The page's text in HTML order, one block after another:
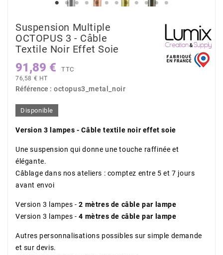
Suspension Multiple
OCTOPUS 3 - Câble
Textile Noir Effet Soie
91,89 € TTC
76,58 € HT
Référence : octopus3_metal_noir
Disponible
Version 3 lampes - Câble textile noir effet soie
Une suspension qui donne une touche raffinée et
élégante.
Câblage dans nos ateliers : comptez entre 5 et 7 jours
avant envoi
Version 3 lampes -2 mètres de câble par lampe
Version 3 lampes -4 mètres de câble par lampe
Autres personnalisations possibles sur simple demande
et sur devis.